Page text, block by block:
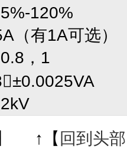
120%
（有1A可选）
，1
↑【 回到头部